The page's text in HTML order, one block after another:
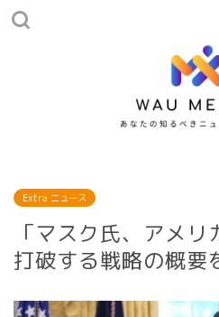
Extra ニュース
「マスク氏、アメ
打破する戦略の概要